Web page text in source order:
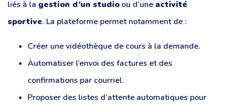
liés à la gestion d’un studio ou d’une activité
sportive. La plateforme permet notamment de :
Créer une vidéothèque de cours à la demande.
Automatiser l’envoi des factures et des
confirmations par courriel.
Proposer des listes d’attente automatiques pour